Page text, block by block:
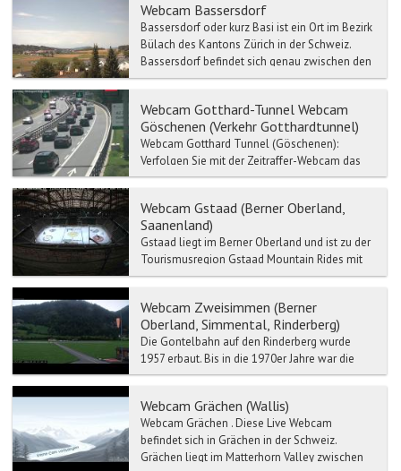
Webcam Bassersdorf
Bassersdorf oder kurz Basi ist ein Ort im Bezirk
Bülach des Kantons Zürich in der Schweiz.
Bassersdorf befindet sich genau zwischen den
Städten Zür...
Webcam Gotthard-Tunnel Webcam
Göschenen (Verkehr Gotthardtunnel)
Webcam Gotthard Tunnel (Göschenen):
Verfolgen Sie mit der Zeitraffer-Webcam das
Live Wetter-Gotthard Tunnel. Verkehr- und
Webcam Gstaad (Berner Oberland,
Saanenland)
Gstaad liegt im Berner Oberland und ist zu der
Tourismusregion Gstaad Mountain Rides mit
Zweisimmen, Saanen, Schönried etc.
Webcam Zweisimmen (Berner
Oberland, Simmental, Rinderberg)
Die Gontelbahn auf den Rinderberg wurde
1957 erbaut. Bis in die 1970er Jahre war die
Rinderbergbahn die längste ihrer Art in Europa.
Webcam Grächen (Wallis)
Webcam Grächen . Diese Live Webcam
befindet sich in Grächen in der Schweiz.
Grächen liegt im Matterhorn Valley zwischen